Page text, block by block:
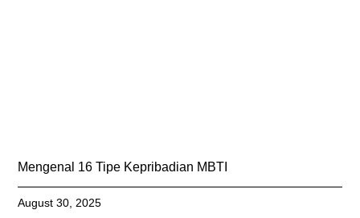
Mengenal 16 Tipe Kepribadian MBTI
August 30, 2025